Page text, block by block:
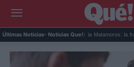
Últimas Noticias- Noticias Que!:
Guerra abierta en la familia Matamoros: la frase s...